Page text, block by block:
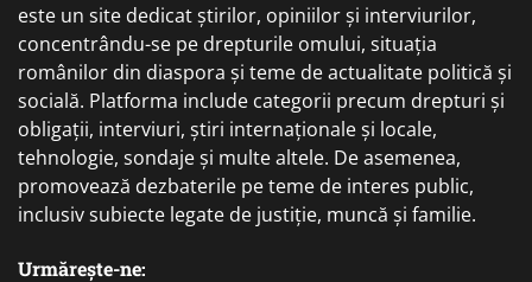
este un site dedicat știrilor, opiniilor și interviurilor,
concentrându-se pe drepturile omului, situația
românilor din diaspora și teme de actualitate politică și
socială. Platforma include categorii precum drepturi și
obligații, interviuri, știri internaționale și locale,
tehnologie, sondaje și multe altele. De asemenea,
promovează dezbaterile pe teme de interes public,
inclusiv subiecte legate de justiție, muncă și familie.
Urmărește-ne: